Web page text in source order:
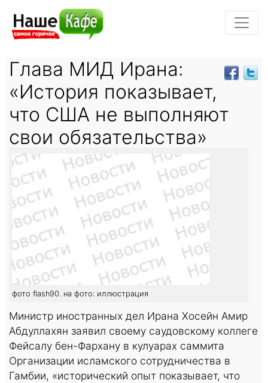
Глава МИД Ирана:
«История показывает,
что США не выполняют
свои обязательства»
фото flash90. на фото: иллюстрация
Министр иностранных дел Ирана Хосейн Амир
Абдуллахян заявил своему саудовскому коллеге
Фейсалу бен-Фархану в кулуарах саммита
Организации исламского сотрудничества в
Гамбии, «исторический опыт показывает, что